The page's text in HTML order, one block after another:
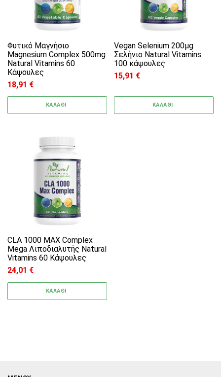
Φυτικό Μαγνήσιο
Magnesium Complex 500mg
Natural Vitamins 60
Κάψουλες
18,91 €
ΚΑΛΑΘΙ
Vegan Selenium 200μg
Σελήνιο Natural Vitamins
100 κάψουλες
15,91 €
ΚΑΛΑΘΙ
CLA 1000 MAX Complex
Mega Λιποδιαλυτής Natural
Vitamins 60 Κάψουλες
24,01 €
ΚΑΛΑΘΙ